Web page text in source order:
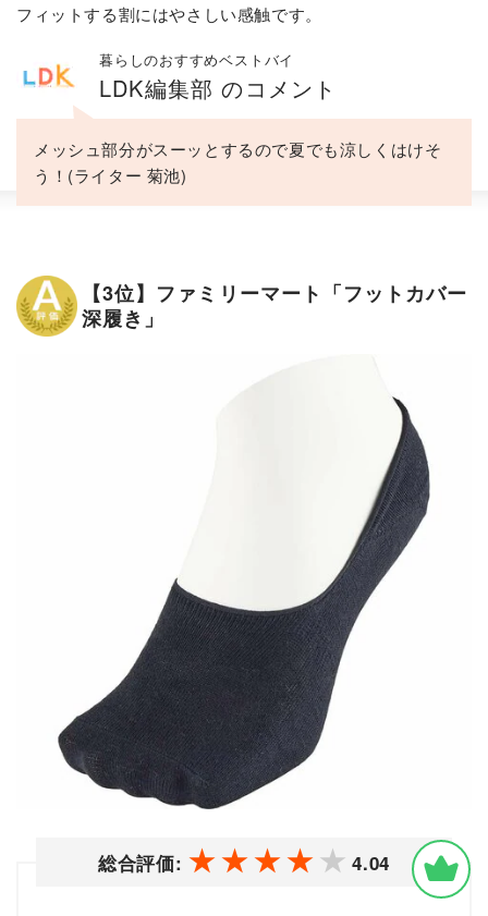
フィットする割にはやさしい感触です。
暮らしのおすすめベストバイ
LDK編集部 のコメント
メッシュ部分がスーッとするので夏でも涼しくはけそ
う！(ライター 菊池)
【3位】ファミリーマート「フットカバー
深履き」
総合評価: 4.04